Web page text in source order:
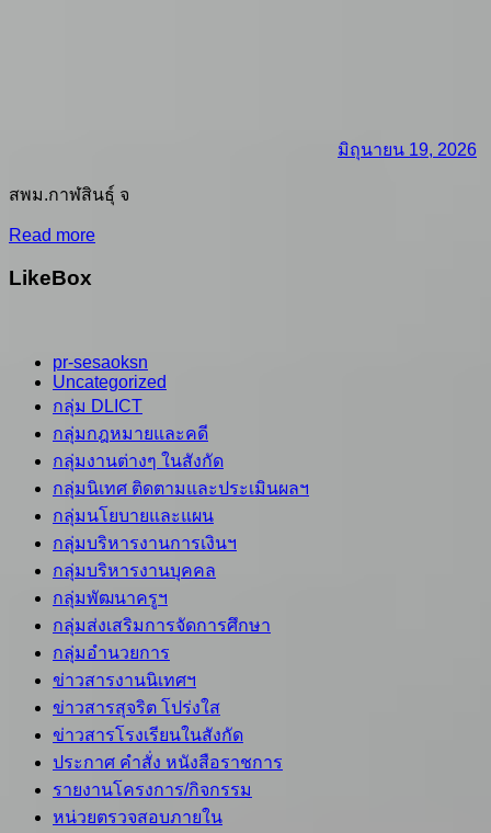
มิถุนายน 19, 2026
สพม.กาฬสินธุ์ จ
Read more
LikeBox
pr-sesaoksn
Uncategorized
กลุ่ม DLICT
กลุ่มกฎหมายและคดี
กลุ่มงานต่างๆ ในสังกัด
กลุ่มนิเทศ ติดตามและประเมินผลฯ
กลุ่มนโยบายและแผน
กลุ่มบริหารงานการเงินฯ
กลุ่มบริหารงานบุคคล
กลุ่มพัฒนาครูฯ
กลุ่มส่งเสริมการจัดการศึกษา
กลุ่มอำนวยการ
ข่าวสารงานนิเทศฯ
ข่าวสารสุจริต โปร่งใส
ข่าวสารโรงเรียนในสังกัด
ประกาศ คำสั่ง หนังสือราชการ
รายงานโครงการ/กิจกรรม
หน่วยตรวจสอบภายใน